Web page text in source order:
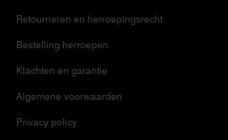
Retourneren en herroepingsrecht
Bestelling herroepen
Klachten en garantie
Algemene voorwaarden
Privacy policy